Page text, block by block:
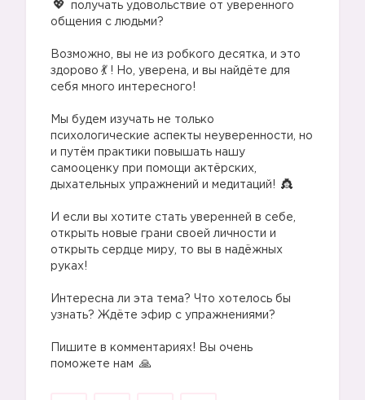
получать удовольствие от уверенного
общения с людьми?
Возможно, вы не из робкого десятка, и это
здорово
! Но, уверена, и вы найдёте для
себя много интересного!
Мы будем изучать не только
психологические аспекты неуверенности, но
и путём практики повышать нашу
самооценку при помощи актёрских,
дыхательных упражнений и медитаций!
И если вы хотите стать уверенней в себе,
открыть новые грани своей личности и
открыть сердце миру, то вы в надёжных
руках!
Интересна ли эта тема? Что хотелось бы
узнать? Ждёте эфир с упражнениями?
Пишите в комментариях! Вы очень
поможете нам